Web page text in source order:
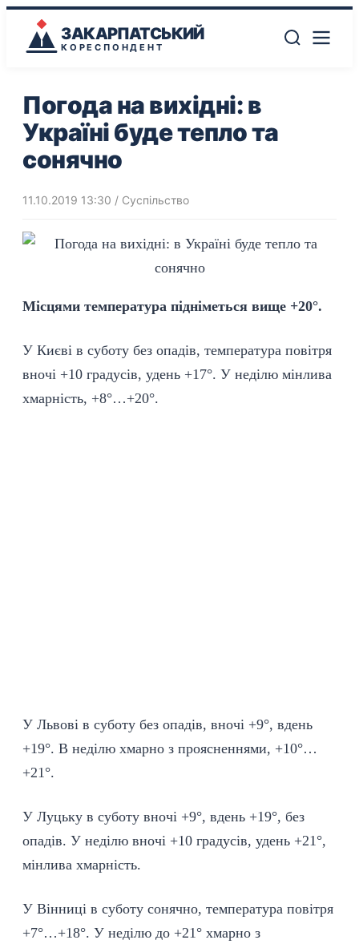
ЗАКАРПАТСЬКИЙ
КОРЕСПОНДЕНТ
Погода на вихідні: в
Україні буде тепло та
сонячно
11.10.2019 13:30 / Суспільство
Місцями температура підніметься вище +20°.
У Києві в суботу без опадів, температура повітря
вночі +10 градусів, удень +17°. У неділю мінлива
хмарність, +8°…+20°.
У Львові в суботу без опадів, вночі +9°, вдень
+19°. В неділю хмарно з проясненнями, +10°…
+21°.
У Луцьку в суботу вночі +9°, вдень +19°, без
опадів. У неділю вночі +10 градусів, удень +21°,
мінлива хмарність.
У Вінниці в суботу сонячно, температура повітря
+7°…+18°. У неділю до +21° хмарно з